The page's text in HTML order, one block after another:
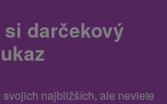
darčekový
najbližších, ale neviete